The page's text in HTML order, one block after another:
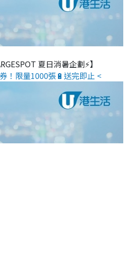
夏日消暑企劃⚡】
！限量1000張🔋送完即止 <